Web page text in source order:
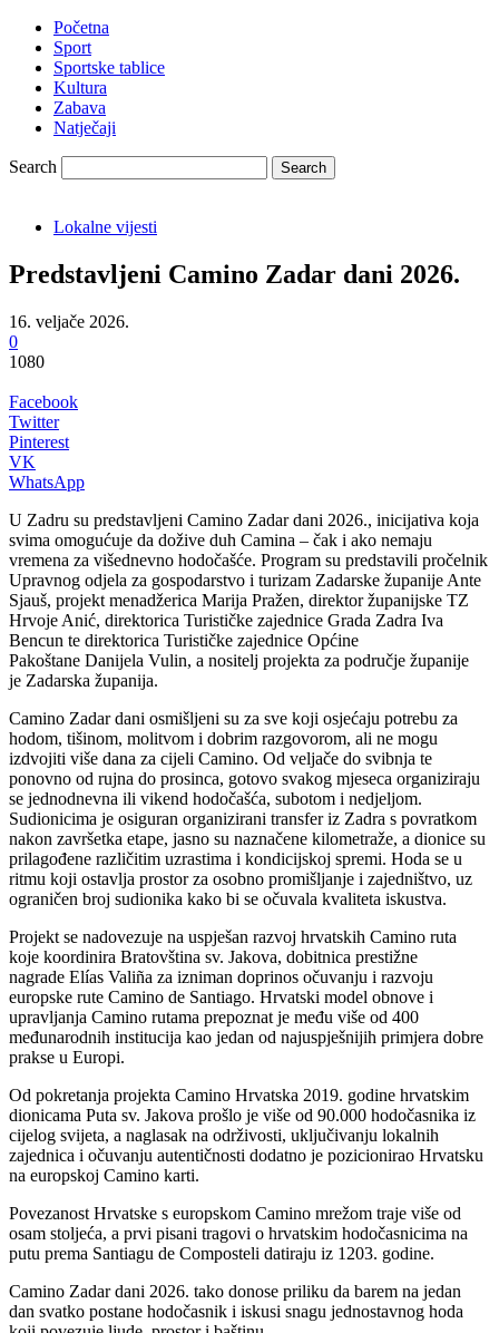
Početna
Sport
Sportske tablice
Kultura
Zabava
Natječaji
Search
Lokalne vijesti
Predstavljeni Camino Zadar dani 2026.
16. veljače 2026.
0
1080
Facebook
Twitter
Pinterest
VK
WhatsApp
U Zadru su predstavljeni Camino Zadar dani 2026., inicijativa koja
svima omogućuje da dožive duh Camina – čak i ako nemaju
vremena za višednevno hodočašće. Program su predstavili pročelnik
Upravnog odjela za gospodarstvo i turizam Zadarske županije Ante
Sjauš, projekt menadžerica Marija Pražen, direktor županijske TZ
Hrvoje Anić, direktorica Turističke zajednice Grada Zadra Iva
Bencun te direktorica Turističke zajednice Općine
Pakoštane Danijela Vulin, a nositelj projekta za područje županije
je Zadarska županija.
Camino Zadar dani osmišljeni su za sve koji osjećaju potrebu za
hodom, tišinom, molitvom i dobrim razgovorom, ali ne mogu
izdvojiti više dana za cijeli Camino. Od veljače do svibnja te
ponovno od rujna do prosinca, gotovo svakog mjeseca organiziraju
se jednodnevna ili vikend hodočašća, subotom i nedjeljom.
Sudionicima je osiguran organizirani transfer iz Zadra s povratkom
nakon završetka etape, jasno su naznačene kilometraže, a dionice su
prilagođene različitim uzrastima i kondicijskoj spremi. Hoda se u
ritmu koji ostavlja prostor za osobno promišljanje i zajedništvo, uz
ograničen broj sudionika kako bi se očuvala kvaliteta iskustva.
Projekt se nadovezuje na uspješan razvoj hrvatskih Camino ruta
koje koordinira Bratovština sv. Jakova, dobitnica prestižne
nagrade Elías Valiña za izniman doprinos očuvanju i razvoju
europske rute Camino de Santiago. Hrvatski model obnove i
upravljanja Camino rutama prepoznat je među više od 400
međunarodnih institucija kao jedan od najuspješnijih primjera dobre
prakse u Europi.
Od pokretanja projekta Camino Hrvatska 2019. godine hrvatskim
dionicama Puta sv. Jakova prošlo je više od 90.000 hodočasnika iz
cijelog svijeta, a naglasak na održivosti, uključivanju lokalnih
zajednica i očuvanju autentičnosti dodatno je pozicionirao Hrvatsku
na europskoj Camino karti.
Povezanost Hrvatske s europskom Camino mrežom traje više od
osam stoljeća, a prvi pisani tragovi o hrvatskim hodočasnicima na
putu prema Santiagu de Composteli datiraju iz 1203. godine.
Camino Zadar dani 2026. tako donose priliku da barem na jedan
dan svatko postane hodočasnik i iskusi snagu jednostavnog hoda